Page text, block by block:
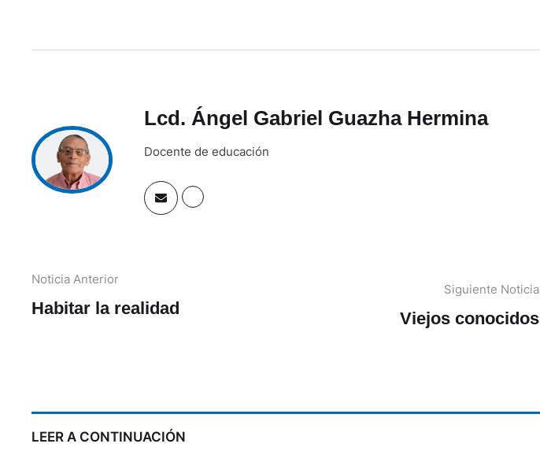
Lcd. Ángel Gabriel Guazha Hermina
Docente de educación
Noticia Anterior
Habitar la realidad
Siguiente Noticia
Viejos conocidos
LEER A CONTINUACIÓN